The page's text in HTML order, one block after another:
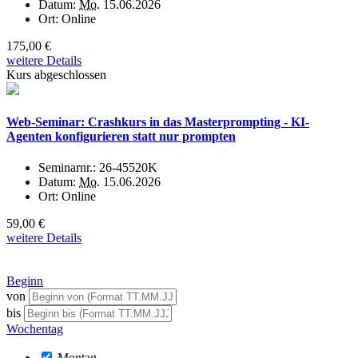
Datum: Mo. 15.06.2026
Ort: Online
175,00 €
weitere Details
Kurs abgeschlossen
Web-Seminar: Crashkurs in das Masterprompting - KI-
Agenten konfigurieren statt nur prompten
Seminarnr.: 26-45520K
Datum: Mo. 15.06.2026
Ort: Online
59,00 €
weitere Details
Beginn
von
bis
Wochentag